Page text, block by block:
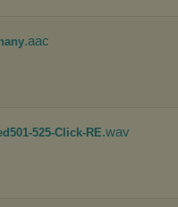
.aac
525-Click-RE.wav